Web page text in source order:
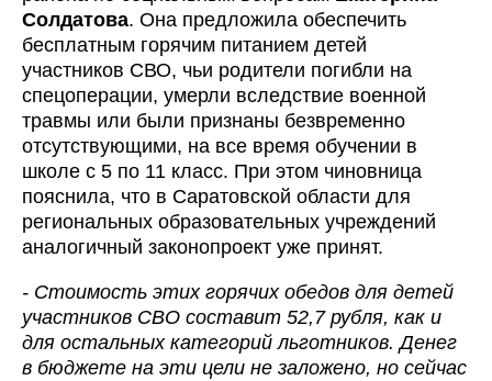
Солдатова. Она предложила обеспечить
бесплатным горячим питанием детей
участников СВО, чьи родители погибли на
спецоперации, умерли вследствие военной
травмы или были признаны безвременно
отсутствующими, на все время обучении в
школе с 5 по 11 класс. При этом чиновница
пояснила, что в Саратовской области для
региональных образовательных учреждений
аналогичный законопроект уже принят.
- Стоимость этих горячих обедов для детей
участников СВО составит 52,7 рубля, как и
для остальных категорий льготников. Денег
в бюджете на эти цели не заложено, но сейчас